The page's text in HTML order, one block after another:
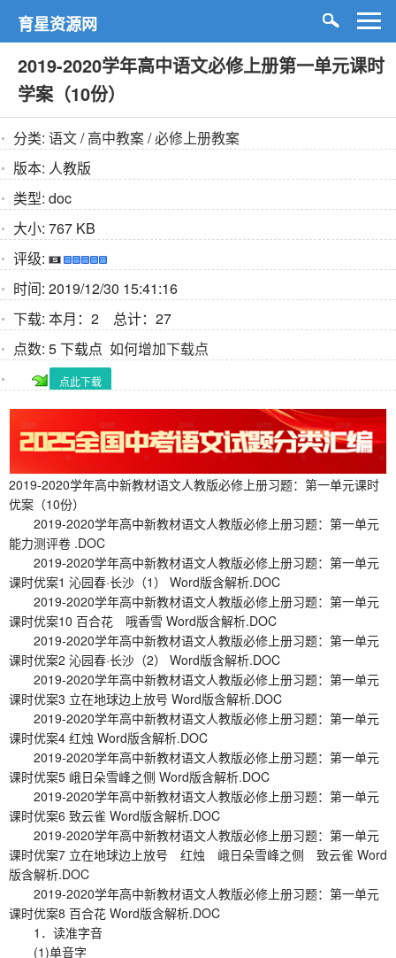
育星资源网
2019-2020学年高中语文必修上册第一单元课时
学案（10份）
分类: 语文/高中教案/必修上册教案
版本: 人教版
类型: doc
大小: 767 KB
评级:
时间: 2019/12/30 15:41:16
下载: 本月：2 总计：27
点数: 5 下载点 如何增加下载点
点此下载
2019-2020学年高中新教材语文人教版必修上册习题：第一单元课时
优案（10份）
2019-2020学年高中新教材语文人教版必修上册习题：第一单元
能力测评卷 .DOC
2019-2020学年高中新教材语文人教版必修上册习题：第一单元
课时优案1 沁园春·长沙（1） Word版含解析.DOC
2019-2020学年高中新教材语文人教版必修上册习题：第一单元
课时优案10 百合花 哦香雪 Word版含解析.DOC
2019-2020学年高中新教材语文人教版必修上册习题：第一单元
课时优案2 沁园春·长沙（2） Word版含解析.DOC
2019-2020学年高中新教材语文人教版必修上册习题：第一单元
课时优案3 立在地球边上放号 Word版含解析.DOC
2019-2020学年高中新教材语文人教版必修上册习题：第一单元
课时优案4 红烛 Word版含解析.DOC
2019-2020学年高中新教材语文人教版必修上册习题：第一单元
课时优案5 峨日朵雪峰之侧 Word版含解析.DOC
2019-2020学年高中新教材语文人教版必修上册习题：第一单元
课时优案6 致云雀 Word版含解析.DOC
2019-2020学年高中新教材语文人教版必修上册习题：第一单元
课时优案7 立在地球边上放号 红烛 峨日朵雪峰之侧 致云雀 Word
版含解析.DOC
2019-2020学年高中新教材语文人教版必修上册习题：第一单元
课时优案8 百合花 Word版含解析.DOC
1．读准字音
(1)单音字